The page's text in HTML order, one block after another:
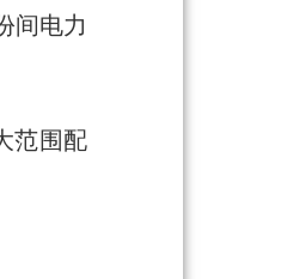
间电力
范围配